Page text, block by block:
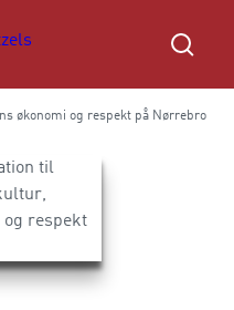
økonomi og respekt på Nørrebro